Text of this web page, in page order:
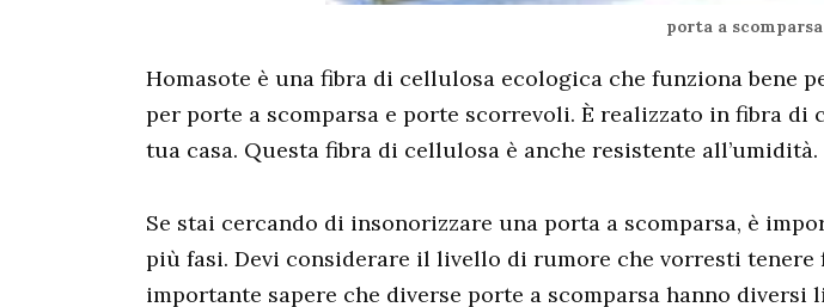
porta a
Homasote è una fibra di cellulosa ecologica che funziona
per porte a scomparsa e porte scorrevoli. È realizzato in fibra
tua casa. Questa fibra di cellulosa è anche resistente all’umidità.
Se stai cercando di insonorizzare una porta a scomparsa, è
più fasi. Devi considerare il livello di rumore che vorresti
importante sapere che diverse porte a scomparsa hanno